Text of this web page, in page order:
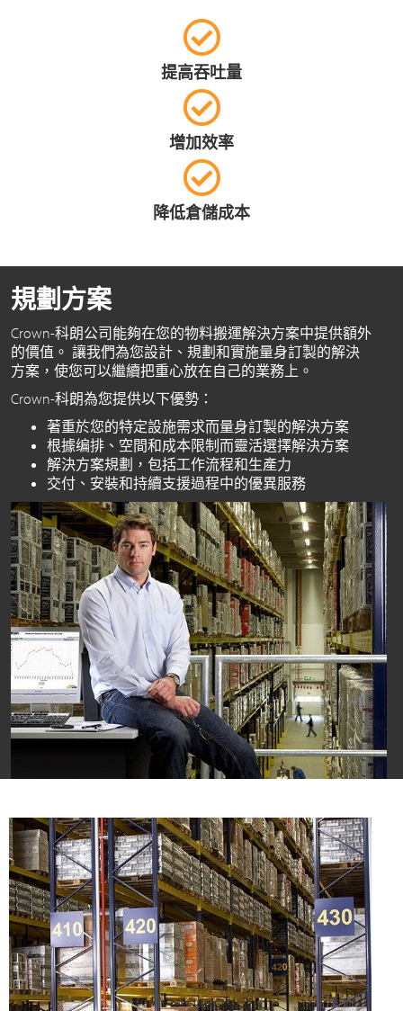
提高吞吐量
增加效率
降低倉儲成本
規劃方案
Crown-科朗公司能夠在您的物料搬運解決方案中提供額外
的價值。 讓我們為您設計、規劃和實施量身訂製的解決
方案，使您可以繼續把重心放在自己的業務上。
Crown-科朗為您提供以下優勢：
著重於您的特定設施需求而量身訂製的解決方案
根據编排、空間和成本限制而靈活選擇解決方案
解決方案規劃，包括工作流程和生產力
交付、安裝和持續支援過程中的優異服務